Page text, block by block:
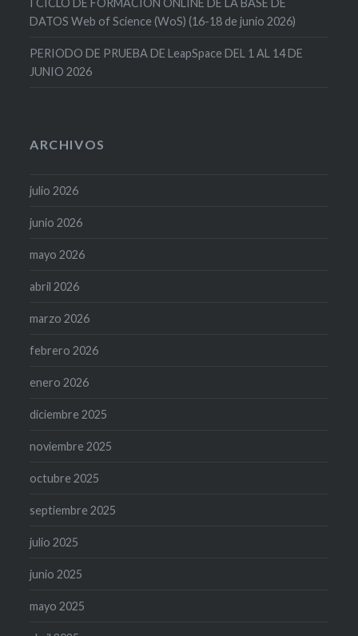
I CICLO DE FORMACION ONLINE DE LA BASE DE
DATOS Web of Science (WoS) (16-18 de junio 2026)
PERIODO DE PRUEBA DE LeapSpace DEL 1 AL 14 DE
JUNIO 2026
ARCHIVOS
julio 2026
junio 2026
mayo 2026
abril 2026
marzo 2026
febrero 2026
enero 2026
diciembre 2025
noviembre 2025
octubre 2025
septiembre 2025
julio 2025
junio 2025
mayo 2025